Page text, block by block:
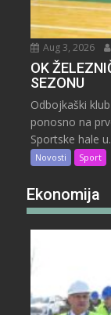
Aug 3, 2026
OK
SEZONU
Odbojkaški
ponosno na
Sportske hale
Novosti Sport
Ekonomija